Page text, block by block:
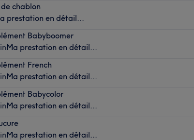
de chablon
prestation en détail...
Babyboomer
Ma prestation en détail...
French
Ma prestation en détail...
Babycolor
Ma prestation en détail...
Ma prestation en détail...